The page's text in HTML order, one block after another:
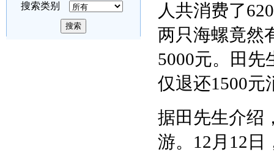
搜索类别
人共消费了
两只海螺竟然
5000元。田先
仅退还1500元
据田先生介绍
游。12月12日